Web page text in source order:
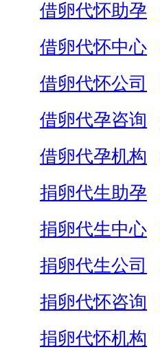
借卵代怀助孕
借卵代怀中心
借卵代怀公司
借卵代孕咨询
借卵代孕机构
捐卵代生助孕
捐卵代生中心
捐卵代生公司
捐卵代怀咨询
捐卵代怀机构